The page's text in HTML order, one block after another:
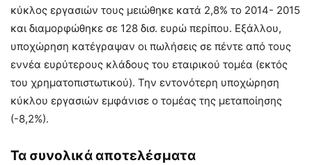
κύκλος εργασιών τους μειώθηκε κατά 2,8% το 2014- 2015
και διαμορφώθηκε σε 128 δισ. ευρώ περίπου. Εξάλλου,
υποχώρηση κατέγραψαν οι πωλήσεις σε πέντε από τους
εννέα ευρύτερους κλάδους του εταιρικού τομέα (εκτός
του χρηματοπιστωτικού). Την εντονότερη υποχώρηση
κύκλου εργασιών εμφάνισε ο τομέας της μεταποίησης
(-8,2%).
Τα συνολικά αποτελέσματα